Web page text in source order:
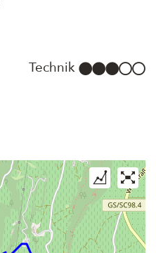
Technik